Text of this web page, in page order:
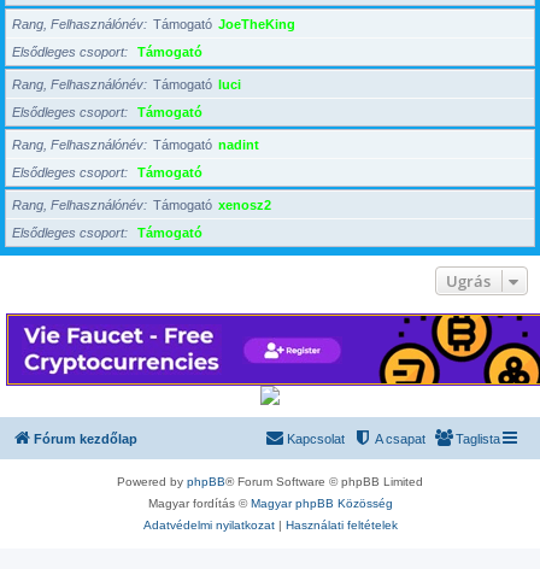
Rang, Felhasználónév Támogató JoeTheKing
Elsődleges csoport
Támogató
Rang, Felhasználónév Támogató luci
Elsődleges csoport
Támogató
Rang, Felhasználónév Támogató nadint
Elsődleges csoport
Támogató
Rang, Felhasználónév Támogató xenosz2
Elsődleges csoport
Támogató
Ugrás
Fórum kezdőlap Taglista
A csapat
Kapcsolat
Powered by phpBB® Forum Software © phpBB Limited
Magyar fordítás ©Magyar phpBB Közösség
Adatvédelmi nyilatkozat| Használati feltételek